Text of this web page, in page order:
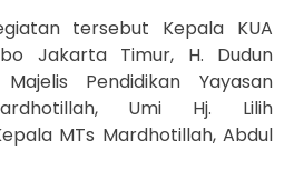
tersebut Kepala KUA
Jakarta Timur, H. Dudun
Pendidikan Yayasan
Umi Hj. Lilih
MTs Mardhotillah, Abdul